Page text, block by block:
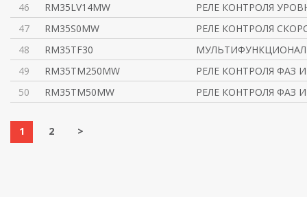
46
RM35LV14MW
РЕЛЕ КОНТРОЛЯ
47
RM35S0MW
РЕЛЕ КОНТРОЛЯ
48
RM35TF30
49
RM35TM250MW
РЕЛЕ КОНТРОЛЯ ФАЗ
50
RM35TM50MW РЕЛЕ КОНТРОЛЯ ФАЗ
1 2 >